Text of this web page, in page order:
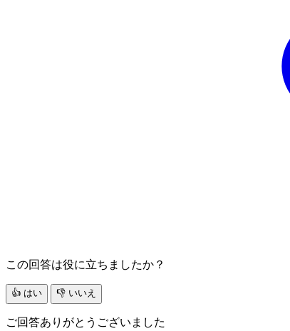
この回答は役に立ちましたか？
👍 はい 👎 いいえ
ご回答ありがとうございました